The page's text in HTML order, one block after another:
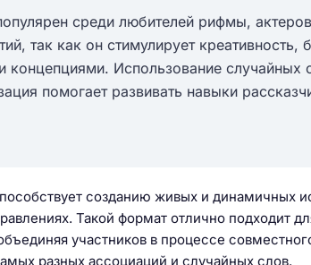
среди любителей рифмы,
так как он стимулирует
концепциями. Использование случайных
помогает развивать навыки
созданию живых и динамичных
Такой формат отлично подходит
участников в процессе
разных ассоциаций и случайных слов.